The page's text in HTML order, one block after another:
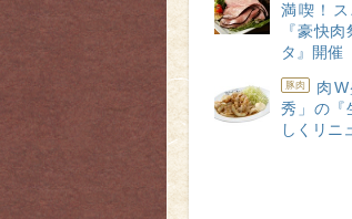
満喫！
『豪快
タ』開催
豚肉
肉
秀」の『
しくリニ